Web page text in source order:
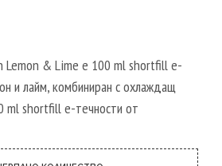
Lemon & Lime е 100 ml shortfill e-
и лайм, комбиниран с охлаждащ
ml shortfill e-течности от